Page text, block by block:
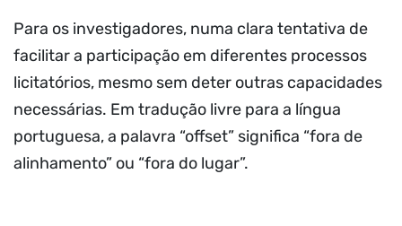
Para os investigadores, numa clara tentativa de
facilitar a participação em diferentes processos
licitatórios, mesmo sem deter outras capacidades
necessárias. Em tradução livre para a língua
portuguesa, a palavra “offset” significa “fora de
alinhamento” ou “fora do lugar”.